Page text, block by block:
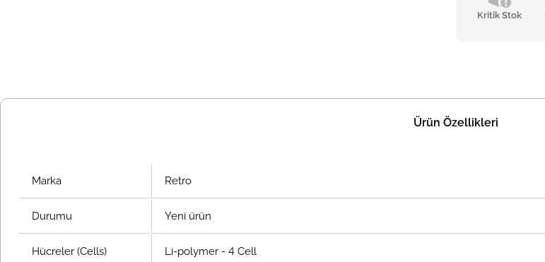
Kritik Stok
Ürün Özellikleri
Marka Retro
Durumu Yeni ürün
Hücreler (Cells) Li-polymer - 4 Cell